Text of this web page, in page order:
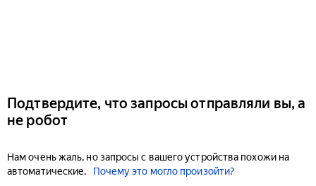
Подтвердите, что запросы отправляли вы, а
не робот
Нам очень жаль, но запросы с вашего устройства похожи на
автоматические.
Почему это могло произойти?